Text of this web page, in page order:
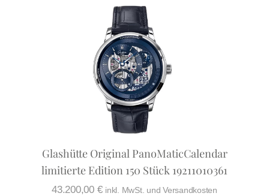
Glashütte Original PanoMaticCalendar
limitierte Edition 150 Stück 19211010361
43.200,00 € inkl. MwSt. und Versandkosten